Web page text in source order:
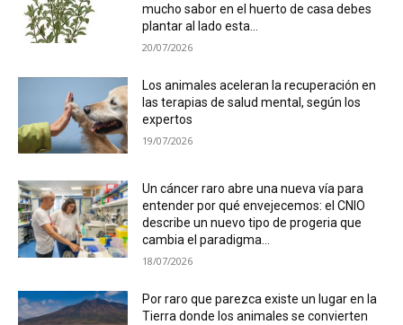
mucho sabor en el huerto de casa debes
plantar al lado esta...
20/07/2026
Los animales aceleran la recuperación en
las terapias de salud mental, según los
expertos
19/07/2026
Un cáncer raro abre una nueva vía para
entender por qué envejecemos: el CNIO
describe un nuevo tipo de progeria que
cambia el paradigma...
18/07/2026
Por raro que parezca existe un lugar en la
Tierra donde los animales se convierten